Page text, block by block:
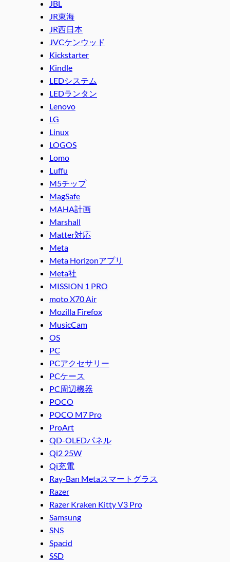
JBL
JR東海
JR西日本
JVCケンウッド
Kickstarter
Kindle
LEDシステム
LEDランタン
Lenovo
LG
Linux
LOGOS
Lomo
Luffu
M5チップ
MagSafe
MAHA計画
Marshall
Matter対応
Meta
Meta Horizonアプリ
Meta社
MISSION 1 PRO
moto X70 Air
Mozilla Firefox
MusicCam
OS
PC
PCアクセサリー
PCケース
PC周辺機器
POCO
POCO M7 Pro
ProArt
QD-OLEDパネル
Qi2 25W
Qi充電
Ray-Ban Metaスマートグラス
Razer
Razer Kraken Kitty V3 Pro
Samsung
SNS
Spacid
SSD